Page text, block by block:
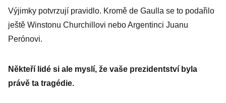
Výjimky potvrzují pravidlo. Kromě de Gaulla se to podařilo
ještě Winstonu Churchillovi nebo ­Argentinci Juanu
Perónovi.
Někteří lidé si ale myslí, že vaše prezidentství byla
právě ta tragédie.